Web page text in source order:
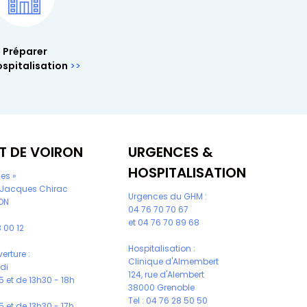
Préparer
DE VOIRON
»
Jacques Chirac
00 12
:
et de 13h30 - 18h
URGENCES &
HOSPITALISATION
Urgences du GHM :
04 76 70 70 67
et 04 76 70 89 68
Hospitalisation :
Clinique d'Almembert
124, rue d'Alembert
38000 Grenoble
Tel : 04 76 28 50 50